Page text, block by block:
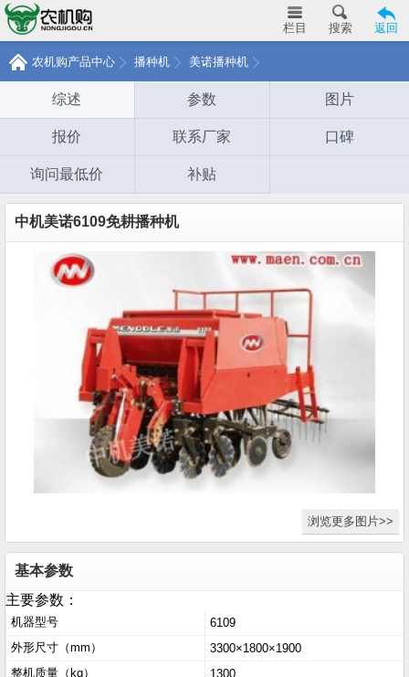
返回
搜索
栏目
农机购产品中心 播种机 美诺播种机
综述 参数 图片
报价 联系厂家 口碑
询问最低价 补贴
中机美诺6109免耕播种机
浏览更多图片>>
基本参数
主要参数：
机器型号
6109
外形尺寸（mm）
3300×1800×1900
整机质量（kg）
1300